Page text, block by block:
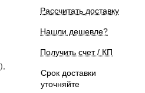
Рассчитать доставку
Нашли дешевле?
Получить счет / КП
Срок доставки
уточняйте